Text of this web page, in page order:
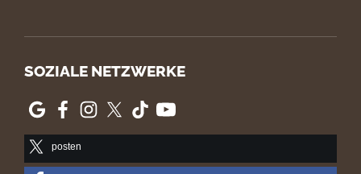
SOZIALE NETZWERKE
posten